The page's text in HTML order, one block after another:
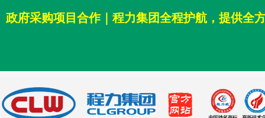
政府采购项目合作｜程力集团全程护航，提供全